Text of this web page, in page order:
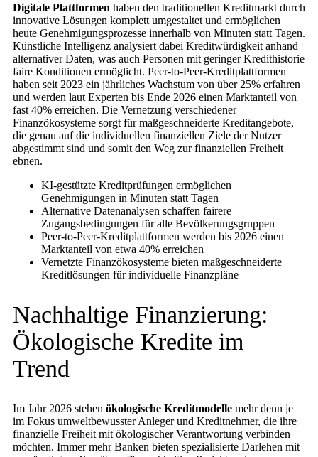
Digitale Plattformen haben den traditionellen Kreditmarkt durch
innovative Lösungen komplett umgestaltet und ermöglichen
heute Genehmigungsprozesse innerhalb von Minuten statt Tagen.
Künstliche Intelligenz analysiert dabei Kreditwürdigkeit anhand
alternativer Daten, was auch Personen mit geringer Kredithistorie
faire Konditionen ermöglicht. Peer-to-Peer-Kreditplattformen
haben seit 2023 ein jährliches Wachstum von über 25% erfahren
und werden laut Experten bis Ende 2026 einen Marktanteil von
fast 40% erreichen. Die Vernetzung verschiedener
Finanzökosysteme sorgt für maßgeschneiderte Kreditangebote,
die genau auf die individuellen finanziellen Ziele der Nutzer
abgestimmt sind und somit den Weg zur finanziellen Freiheit
ebnen.
KI-gestützte Kreditprüfungen ermöglichen
Genehmigungen in Minuten statt Tagen
Alternative Datenanalysen schaffen fairere
Zugangsbedingungen für alle Bevölkerungsgruppen
Peer-to-Peer-Kreditplattformen werden bis 2026 einen
Marktanteil von etwa 40% erreichen
Vernetzte Finanzökosysteme bieten maßgeschneiderte
Kreditlösungen für individuelle Finanzpläne
Nachhaltige Finanzierung:
Ökologische Kredite im
Trend
Im Jahr 2026 stehen ökologische Kreditmodelle mehr denn je
im Fokus umweltbewusster Anleger und Kreditnehmer, die ihre
finanzielle Freiheit mit ökologischer Verantwortung verbinden
möchten. Immer mehr Banken bieten spezialisierte Darlehen mit